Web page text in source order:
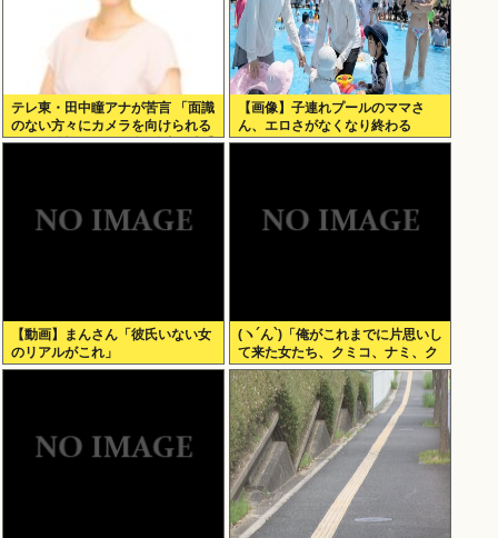
テレ東・田中瞳アナが苦言 「面識
のない方々にカメラを向けられる
ことに恐怖を」 ロケ撮影時に勝手
【画像】子連れプールのママさ
ん、エロさがなくなり終わる
【動画】まんさん「彼氏いない女
のリアルがこれ」
(ヽ´ん`)「俺がこれまでに片思いし
て来た女たち、クミコ、ナミ、ク
ミコ(1人目とは別人、タミヨ、カ
オリ、ユカリ…」